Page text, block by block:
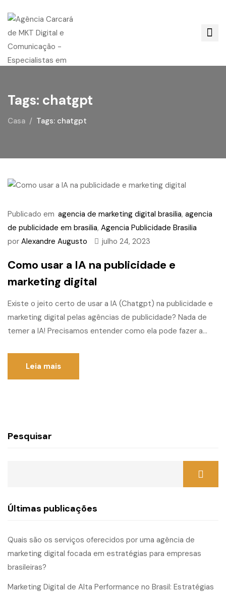
Tags: chatgpt
Casa Tags: chatgpt
Publicado em agencia de marketing digital brasilia, agencia
de publicidade em brasilia, Agencia Publicidade Brasilia
por Alexandre Augusto julho 24, 2023
Como usar a IA na publicidade e
marketing digital
Existe o jeito certo de usar a IA (Chatgpt) na publicidade e
marketing digital pelas agências de publicidade? Nada de
temer a IA! Precisamos entender como ela pode fazer a...
Leia mais
Pesquisar
Últimas publicações
Quais são os serviços oferecidos por uma agência de
marketing digital focada em estratégias para empresas
brasileiras?
Marketing Digital de Alta Performance no Brasil: Estratégias